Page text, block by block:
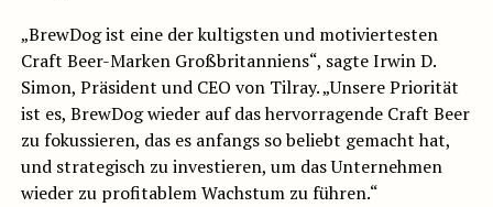
„BrewDog ist eine der kultigsten und motiviertesten
Craft Beer-Marken Großbritanniens“, sagte Irwin D.
Simon, Präsident und CEO von Tilray. „Unsere Priorität
ist es, BrewDog wieder auf das hervorragende Craft Beer
zu fokussieren, das es anfangs so beliebt gemacht hat,
und strategisch zu investieren, um das Unternehmen
wieder zu profitablem Wachstum zu führen.“